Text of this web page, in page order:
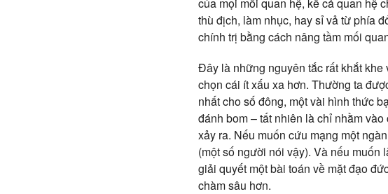
thù địch, làm nhục, hay sỉ vả từ phía
chính trị bằng cách nâng tầm mối
Đây là những nguyên tắc rất khắt
chọn cái ít xấu xa hơn. Thường ta
nhất cho số đông, một vài hình thức
đánh bom – tất nhiên là chỉ nhằm
xảy ra. Nếu muốn cứu mạng một
(một số người nói vậy). Và nếu
giải quyết một bài toán về mặt đạo
chàm sâu hơn.